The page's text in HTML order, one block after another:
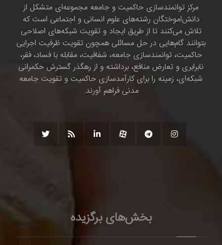
مرکز توانمندسازی حاکمیت و جامعه مجموعه‌ای متشکل از
دانش‌اموختگان رشته‌های علوم انسانی و اجتماعی است که
تلاش می‌کنند تا از طریق ایجاد و تقویت شبکه‌های اصلاحی
بتوانند گام‌هایی در حل مسائلی همچون تقویت ظرفیت اجرایی
حاکمیت، توانمندسازی جامعه، شفافیت، مقابله با فساد، فقر،
نابرابری و تعارض منافع، برداشته و از رهگذر گسترش حکمرانی
شبکه‌ای، زمینه را برای کارآمدسازی حاکمیت و تقویت جامعه
مدنی فراهم آورند.
بخش‌های برگزیده